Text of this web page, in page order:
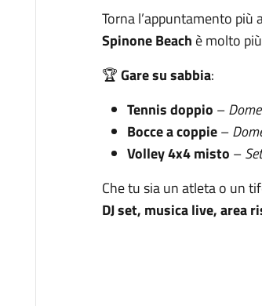
Torna l’appuntamento
Spinone Beach è molto
🏆Gare su sabbia:
Tennis doppio –
Bocce a coppie–
Volley 4x4 misto –
Che tu sia un atleta o un
DJ set, musica live, area